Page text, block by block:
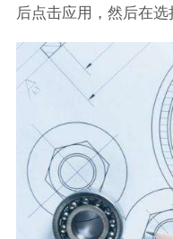
后点击应用，然后在选